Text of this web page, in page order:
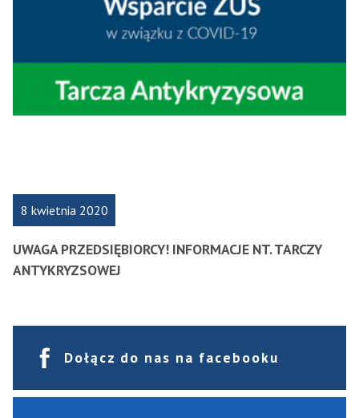
8 kwietnia 2020
UWAGA PRZEDSIĘBIORCY! INFORMACJE NT. TARCZY
ANTYKRYZSOWEJ
Dołącz do nas na facebooku